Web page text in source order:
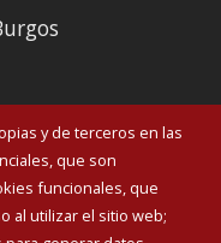
y de terceros en las
que son
funcionales, que
al utilizar el sitio web;